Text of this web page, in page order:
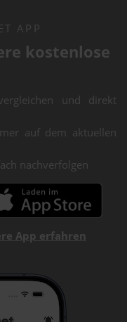
APP
kostenlose
und direkt
auf dem aktuellen
nachverfolgen
App erfahren